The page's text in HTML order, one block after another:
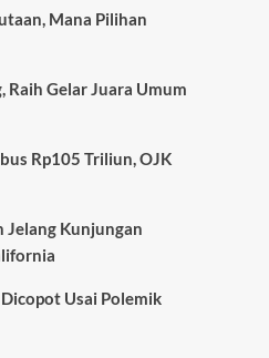
Mana Pilihan
Raih Gelar Juara Umum
Rp105 Triliun, OJK
Jelang Kunjungan
Dicopot Usai Polemik